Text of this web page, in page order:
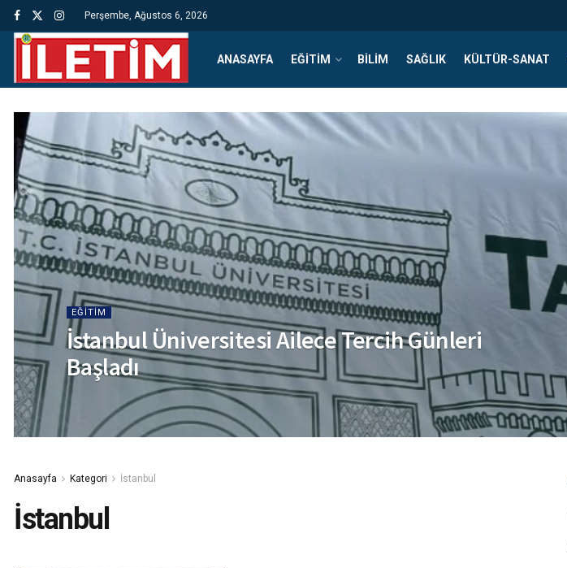
Perşembe, Ağustos 6, 2026
ANASAYFA EĞITIM BILIM SAĞLIK KÜLTÜR-SANAT
EĞITIM
İstanbul Üniversitesi Ailece Tercih Günleri
Başladı
Anasayfa Kategori İstanbul
İstanbul